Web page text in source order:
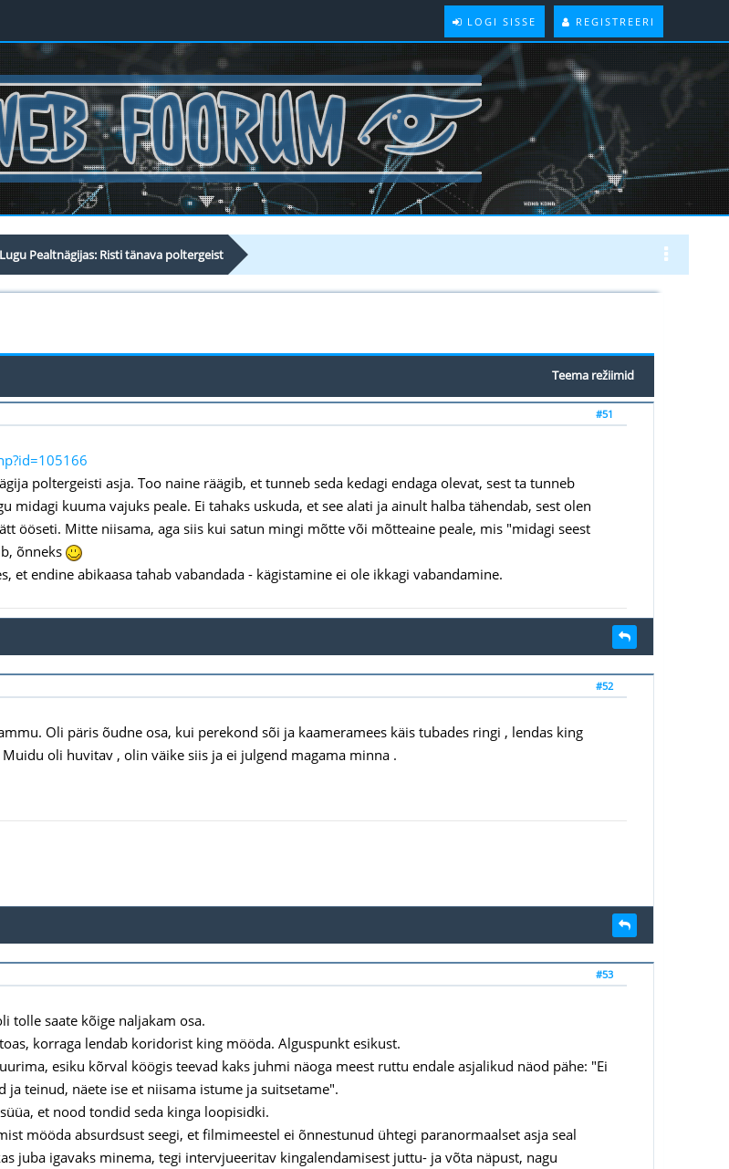
LOGI SISSE REGISTREERI
Lugu Pealtnägijas: Risti tänava poltergeist
Teema režiimid
#51
poltergeisti asja. Too naine räägib, et tunneb seda kedagi endaga olevat, sest ta tunneb
midagi kuuma vajuks peale. Ei tahaks uskuda, et see alati ja ainult halba tähendab, sest olen
ööseti. Mitte niisama, aga siis kui satun mingi mõtte või mõtteaine peale, mis "midagi seest
õnneks
et endine abikaasa tahab vabandada - kägistamine ei ole ikkagi vabandamine.
#52
Oli päris õudne osa, kui perekond sõi ja kaameramees käis tubades ringi , lendas king
oli huvitav , olin väike siis ja ei julgend magama minna .
#53
tolle saate kõige naljakam osa.
korraga lendab koridorist king mööda. Alguspunkt esikust.
esiku kõrval köögis teevad kaks juhmi näoga meest ruttu endale asjalikud näod pähe: "Ei
ja teinud, näete ise et niisama istume ja suitsetame".
et nood tondid seda kinga loopisidki.
mööda absurdsust seegi, et filmimeestel ei õnnestunud ühtegi paranormaalset asja seal
juba igavaks minema, tegi intervjueeritav kingalendamisest juttu- ja võta näpust, nagu